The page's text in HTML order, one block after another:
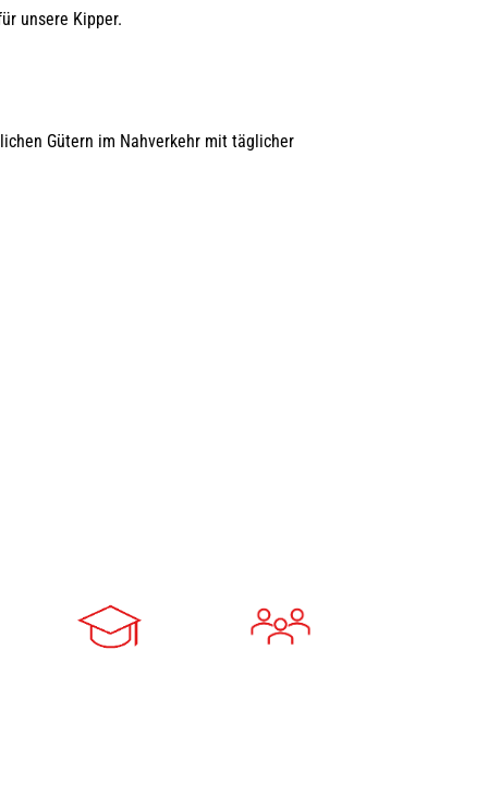
unsere Kipper.
Gütern im Nahverkehr mit täglicher